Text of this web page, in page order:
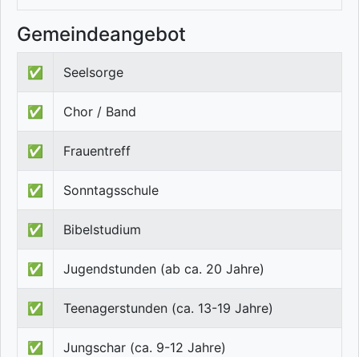
Gemeindeangebot
✅ Seelsorge
✅ Chor / Band
✅ Frauentreff
✅ Sonntagsschule
✅ Bibelstudium
✅ Jugendstunden (ab ca. 20 Jahre)
✅ Teenagerstunden (ca. 13-19 Jahre)
✅ Jungschar (ca. 9-12 Jahre)